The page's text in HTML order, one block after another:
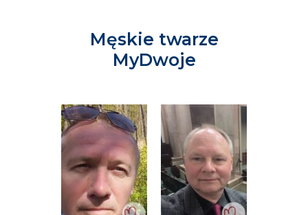
Męskie twarze
MyDwoje